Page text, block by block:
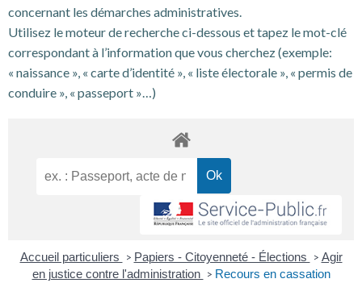
concernant les démarches administratives.
Utilisez le moteur de recherche ci-dessous et tapez le mot-clé
correspondant à l’information que vous cherchez (exemple:
« naissance », « carte d’identité », « liste électorale », « permis de
conduire », « passeport »…)
Accueil particuliers > Papiers - Citoyenneté - Élections > Agir
en justice contre l'administration > Recours en cassation